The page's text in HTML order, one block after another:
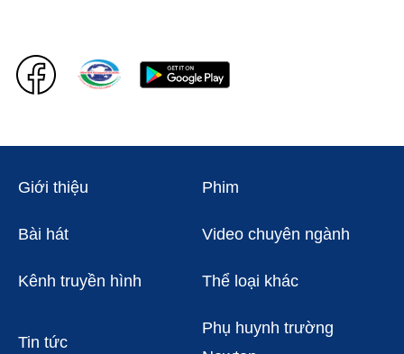
Giới thiệu Phim
Bài hát Video chuyên ngành
Kênh truyền hình Thể loại khác
Tin tức
Phụ huynh trường